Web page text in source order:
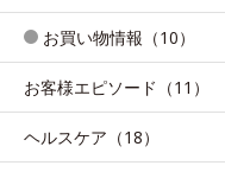
お買い物情報（10）
お客様エピソード（11）
ヘルスケア（18）